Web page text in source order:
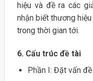
hiệu và đề ra các
nhận biết thương
trong thời gian tới.
6. Cấu trúc đề tài
Phần I: Đặt vấn đề